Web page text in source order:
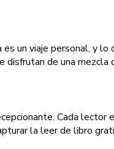
un viaje personal, y lo
de una mezcla
Cada lector
la leer de libro